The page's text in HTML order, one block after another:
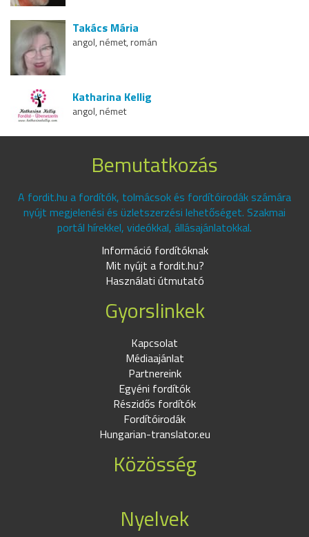
Takács Mária
angol, német, román
Katharina Kellig
angol, német
Bemutatkozás
A fordit.hu a fordítók, tolmácsok és fordítóirodák számára
nyújt megjelenési és üzletszerzési lehetőséget. Szakmai
portál hírekkel, videókkal, állásajánlatokkal.
Információ fordítóknak
Mit nyújt a fordit.hu?
Használati útmutató
Gyorslinkek
Kapcsolat
Médiaajánlat
Partnereink
Egyéni fordítók
Részidős fordítók
Fordítóirodák
Hungarian-translator.eu
Közösség
Nyelvek